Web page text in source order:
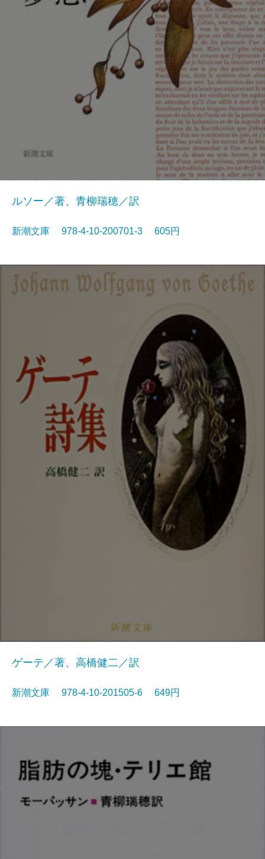
ルソー／著、青柳瑞穂／訳
新潮文庫 978-4-10-200701-3 605円
ゲーテ／著、高橋健二／訳
新潮文庫 978-4-10-201505-6 649円